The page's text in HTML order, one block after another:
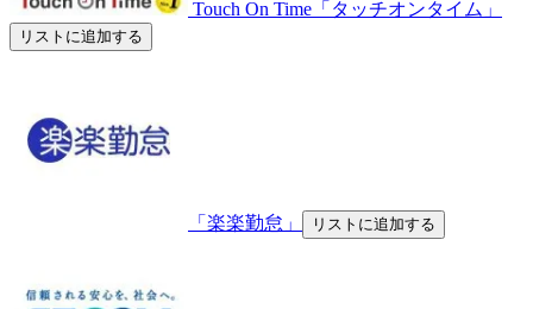
Touch On Time「タッチオンタイム」
リストに追加する
「楽楽勤怠」 リストに追加する